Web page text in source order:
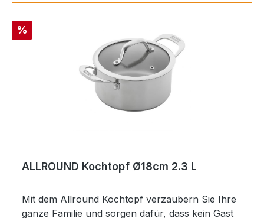
Rabatt
%
ALLROUND Kochtopf Ø18cm 2.3 L
Mit dem Allround Kochtopf verzaubern Sie Ihre
ganze Familie und sorgen dafür, dass kein Gast